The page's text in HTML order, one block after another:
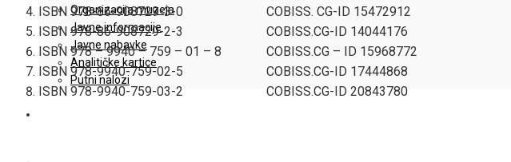
Organizacija muzeja
Javne informacije
Javne nabavke
Analitičke kartice
Putni nalozi
ISBN 978-86-908729-3-0 COBISS. CG-ID 15472912
ISBN 978-86-908729-2-3 COBISS.CG-ID 14044176
ISBN 978 – 9940 – 759 – 01 – 8 COBISS.CG – ID 15968772
ISBN 978-9940-759-02-5 COBISS.CG-ID 17444868
ISBN 978-9940-759-03-2 COBISS.CG-ID 20843780